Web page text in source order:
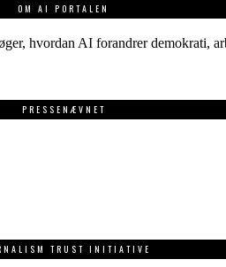
OM AI PORTALEN
hvordan AI forandrer demokrati,
PRESSENÆVNET
TRUST INITIATIVE